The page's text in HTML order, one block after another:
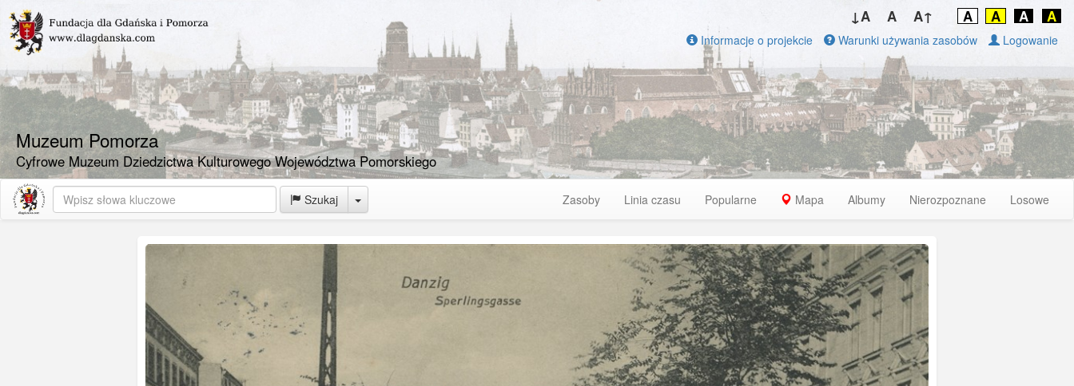
Muzeum Pomorza
Cyfrowe Muzeum Dziedzictwa Kulturowego Województwa Pomorskiego
↓A A A↑ A A A A
Informacje o projekcie Warunki używania zasobów Logowanie
Szukaj Toggle Dropdown Zasoby Linia czasu Popularne Mapa Albumy Nierozpoznane Losowe